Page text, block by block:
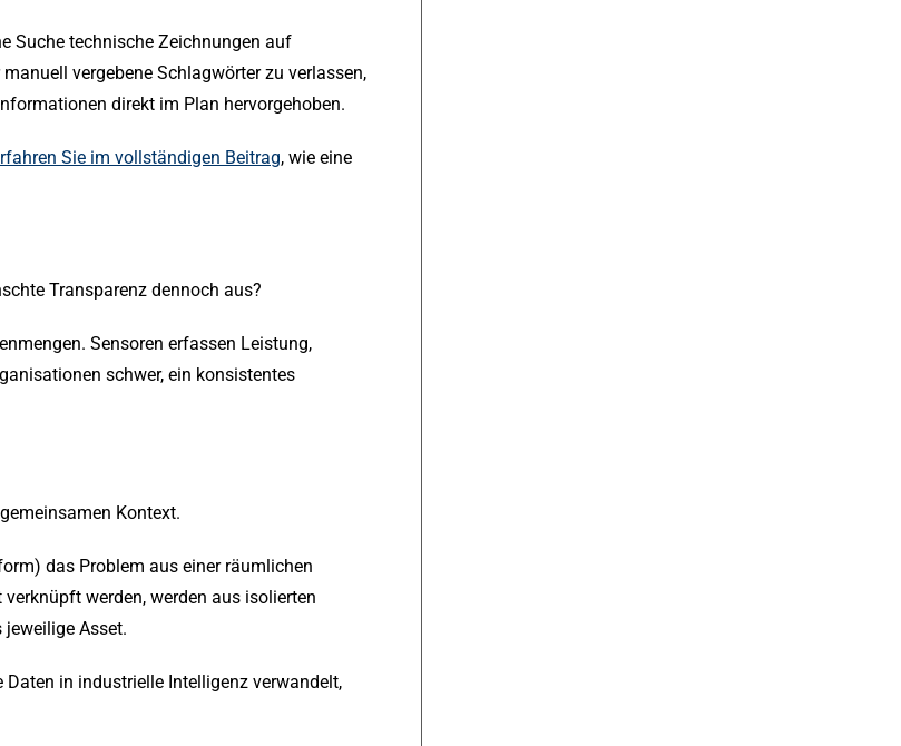
Suche technische Zeichnungen auf
vergebene Schlagwörter zu verlassen,
direkt im Plan hervorgehoben.
Sie im vollständigen Beitrag, wie eine
Transparenz dennoch aus?
Sensoren erfassen Leistung,
schwer, ein konsistentes
Kontext.
das Problem aus einer räumlichen
werden, werden aus isolierten
Asset.
in industrielle Intelligenz verwandelt,